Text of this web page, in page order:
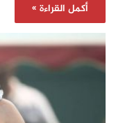
أكمل القراءة »